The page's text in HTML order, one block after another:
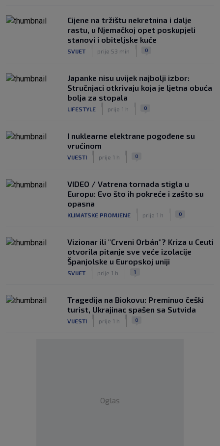
Cijene na tržištu nekretnina i dalje
rastu, u Njemačkoj opet poskupjeli
stanovi i obiteljske kuće
SVIJET prije 53 min 0
Japanke nisu uvijek najbolji izbor:
Stručnjaci otkrivaju koja je ljetna obuća
bolja za stopala
LIFESTYLE prije 1 h 0
I nuklearne elektrane pogođene su
vrućinom
VIJESTI prije 1 h 0
VIDEO / Vatrena tornada stigla u
Europu: Evo što ih pokreće i zašto su
opasna
KLIMATSKE PROMJENE prije 1 h 0
Vizionar ili "Crveni Orbán"? Kriza u Ceuti
otvorila pitanje sve veće izolacije
Španjolske u Europskoj uniji
SVIJET prije 1 h 1
Tragedija na Biokovu: Preminuo češki
turist, Ukrajinac spašen sa Sutvida
VIJESTI prije 1 h 0
Oglas